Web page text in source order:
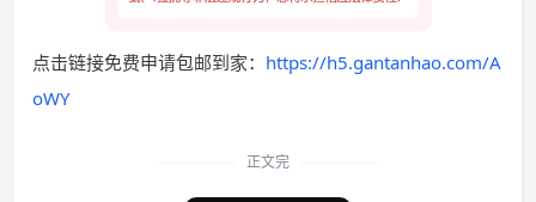
点击链接免费申请包邮到家： https://h5.gantanhao.com/A
oWY
正文完